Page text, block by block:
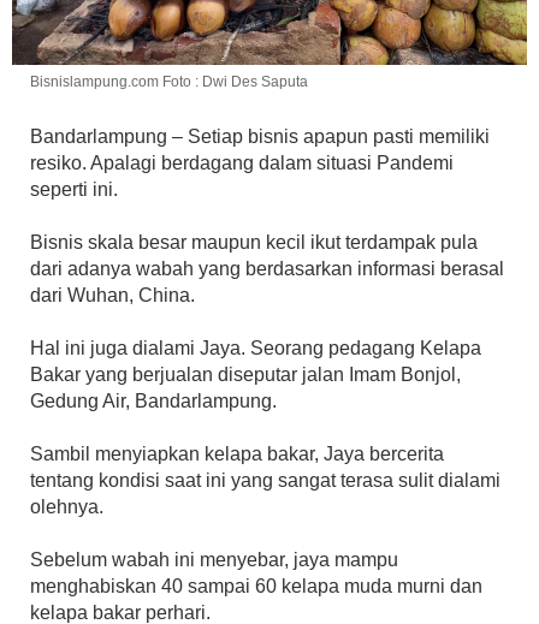
Bisnislampung.com Foto : Dwi Des Saputa
Bandarlampung – Setiap bisnis apapun pasti memiliki
resiko. Apalagi berdagang dalam situasi Pandemi
seperti ini.
Bisnis skala besar maupun kecil ikut terdampak pula
dari adanya wabah yang berdasarkan informasi berasal
dari Wuhan, China.
Hal ini juga dialami Jaya. Seorang pedagang Kelapa
Bakar yang berjualan diseputar jalan Imam Bonjol,
Gedung Air, Bandarlampung.
Sambil menyiapkan kelapa bakar, Jaya bercerita
tentang kondisi saat ini yang sangat terasa sulit dialami
olehnya.
Sebelum wabah ini menyebar, jaya mampu
menghabiskan 40 sampai 60 kelapa muda murni dan
kelapa bakar perhari.